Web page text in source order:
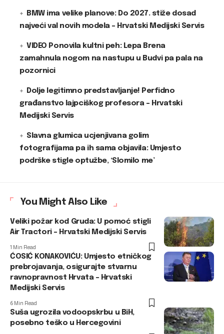
BMW ima velike planove: Do 2027. stiže dosad
najveći val novih modela – Hrvatski Medijski Servis
VIDEO Ponovila kultni peh: Lepa Brena
zamahnula nogom na nastupu u Budvi pa pala na
pozornici
Dolje legitimno predstavljanje! Perfidno
građanstvo lajpciškog profesora – Hrvatski
Medijski Servis
Slavna glumica ucjenjivana golim
fotografijama pa ih sama objavila: Umjesto
podrške stigle optužbe, ‘Slomilo me’
You Might Also Like
Veliki požar kod Gruda: U pomoć stigli
Air Tractori – Hrvatski Medijski Servis
1 Min Read
ĆOSIĆ KONAKOVIĆU: Umjesto etničkog
prebrojavanja, osigurajte stvarnu
ravnopravnost Hrvata – Hrvatski
Medijski Servis
6 Min Read
Suša ugrozila vodoopskrbu u BiH,
posebno teško u Hercegovini